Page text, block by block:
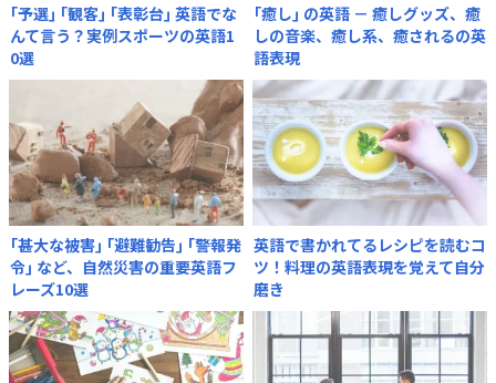
｢予選｣ ｢観客｣ ｢表彰台｣ 英語でな
んて言う？実例スポーツの英語1
0選
｢癒し｣ の英語 － 癒しグッズ、癒
しの音楽、癒し系、癒されるの英
語表現
｢甚大な被害｣ ｢避難勧告｣ ｢警報発
令｣ など、自然災害の重要英語フ
レーズ10選
英語で書かれてるレシピを読むコ
ツ！料理の英語表現を覚えて自分
磨き